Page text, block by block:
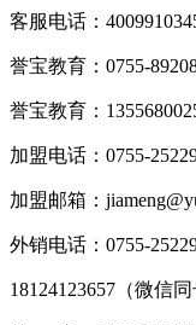
客服电话：
誉宝教育：0755-
誉宝教育：
加盟电话：0755-
加盟邮箱：
外销电话：0755-
18124123657（微信同